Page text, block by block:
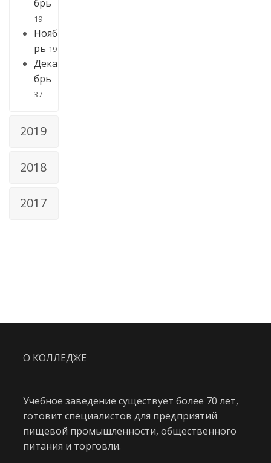
брь
19
Нояб
рь 19
Дека
брь
37
2019
2018
2017
О КОЛЛЕДЖЕ
Учебное заведение существует более 70 лет,
готовит специалистов для предприятий
пищевой промышленности, общественного
питания и торговли.